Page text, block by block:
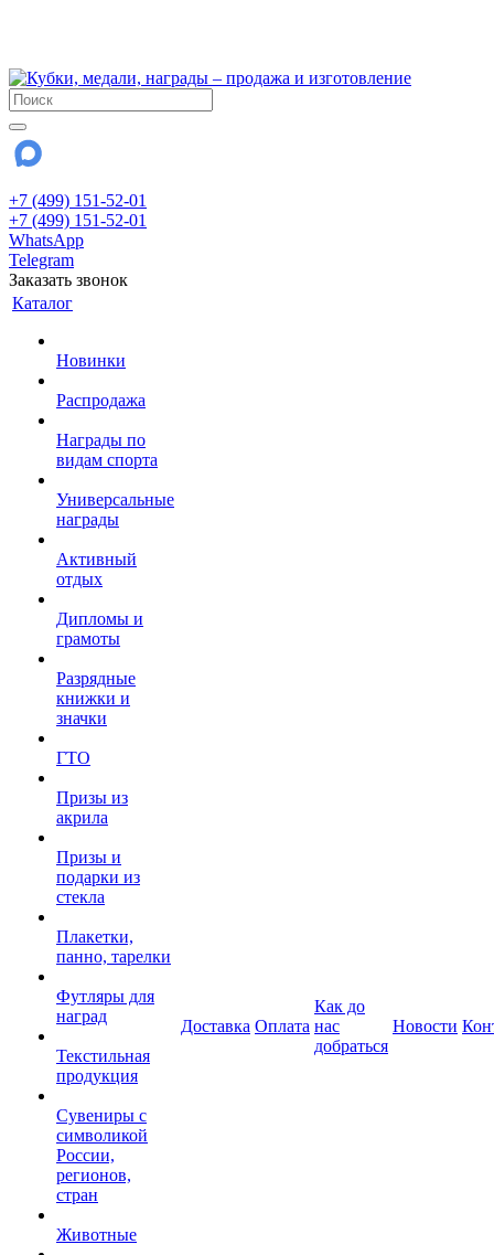
+7 (499) 151-52-01
+7 (499) 151-52-01
WhatsApp
Telegram
Заказать звонок
Каталог
Новинки
Распродажа
Награды по
видам спорта
Универсальные
награды
Активный
отдых
Дипломы и
грамоты
Разрядные
книжки и
значки
ГТО
Призы из
акрила
Призы и
подарки из
стекла
Плакетки,
панно, тарелки
Футляры для
наград
Текстильная
продукция
Сувениры с
символикой
России,
регионов,
стран
Животные
Доставка Оплата
Как до
нас
добраться
Новости